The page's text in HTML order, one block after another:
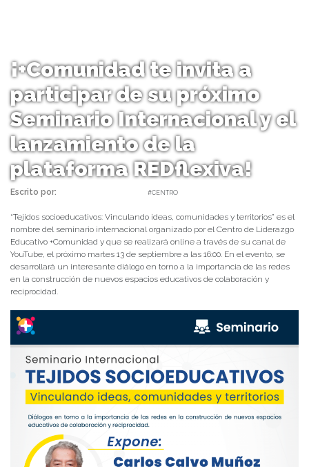
¡+Comunidad te invita a
participar de su próximo
Seminario Internacional y el
lanzamiento de la
plataforma REDflexiva!
Escrito por: #CENTRO
“Tejidos socioeducativos: Vinculando ideas, comunidades y territorios” es el
nombre del seminario internacional organizado por el Centro de Liderazgo
Educativo +Comunidad y que se realizará online a través de su canal de
YouTube, el próximo martes 13 de septiembre a las 16:00. En el evento, se
desarrollará un interesante diálogo en torno a la importancia de las redes
en la construcción de nuevos espacios educativos de colaboración y
reciprocidad.